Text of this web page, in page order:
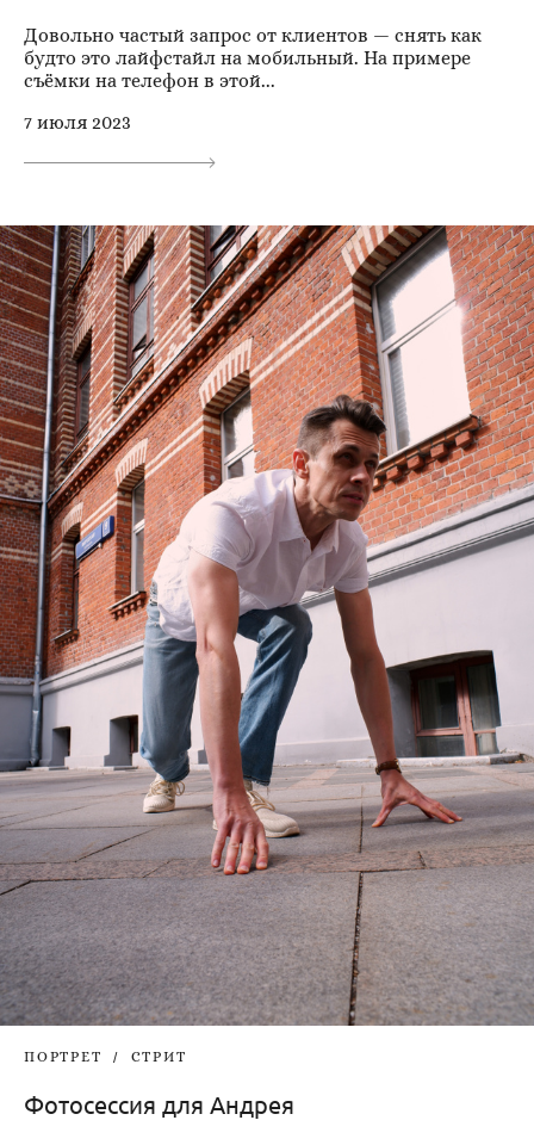
Довольно частый запрос от клиентов — снять как
будто это лайфстайл на мобильный. На примере
съёмки на телефон в этой...
7 июля 2023
ПОРТРЕТ СТРИТ
Фотосессия для Андрея